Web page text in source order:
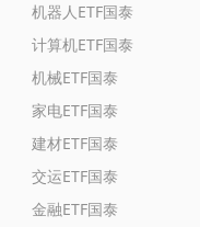
机器人ETF国泰
计算机ETF国泰
机械ETF国泰
家电ETF国泰
建材ETF国泰
交运ETF国泰
金融ETF国泰